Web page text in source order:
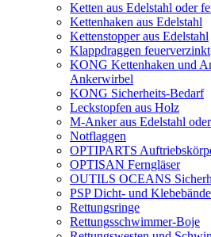
Ketten aus Edelstahl oder
Kettenhaken aus Edelstahl
Kettenstopper aus Edelstahl
Klappdraggen feuerverzinkt
KONG Kettenhaken und
Ankerwirbel
KONG Sicherheits-Bedarf
Leckstopfen aus Holz
M-Anker aus Edelstahl
Notflaggen
OPTIPARTS
OPTISAN Ferngläser
OUTILS OCEANS
PSP Dicht- und
Rettungsringe
Rettungsschwimmer-Boje